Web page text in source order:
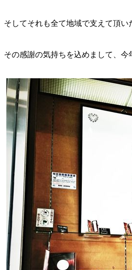
そしてそれも全て地域で支えて頂い
その感謝の気持ちを込めまして、今